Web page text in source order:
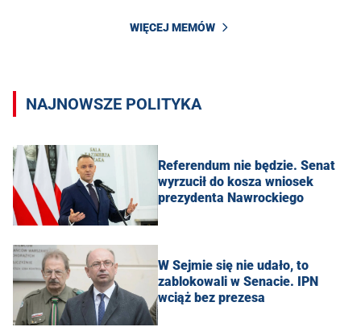
WIĘCEJ MEMÓW
NAJNOWSZE POLITYKA
Referendum nie będzie. Senat
wyrzucił do kosza wniosek
prezydenta Nawrockiego
W Sejmie się nie udało, to
zablokowali w Senacie. IPN
wciąż bez prezesa